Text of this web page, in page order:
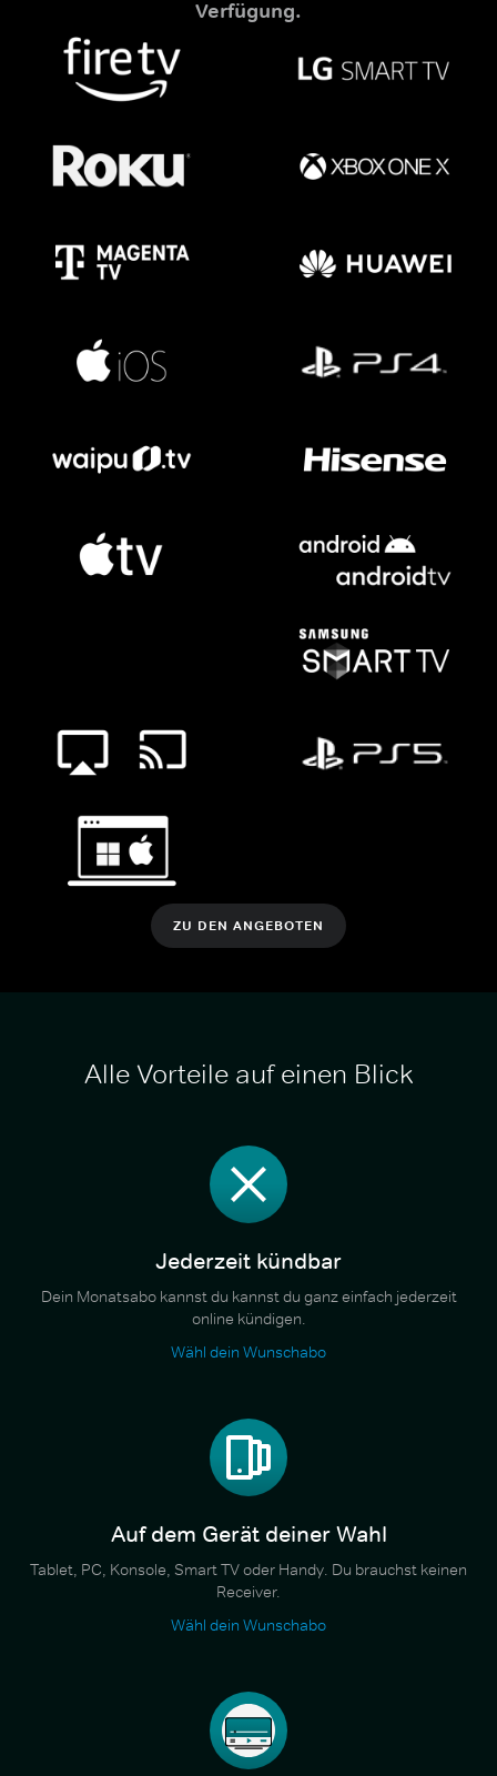
Verfügung.
ZU DEN ANGEBOTEN
Alle Vorteile auf einen Blick
Jederzeit kündbar
Dein Monatsabo kannst du kannst du ganz einfach jederzeit
online kündigen.
Wähl dein Wunschabo
Auf dem Gerät deiner Wahl
Tablet, PC, Konsole, Smart TV oder Handy. Du brauchst keinen
Receiver.
Wähl dein Wunschabo